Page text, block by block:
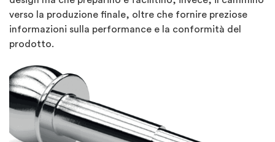
verso la produzione finale, oltre che fornire preziose
informazioni sulla performance e la conformità del
prodotto.